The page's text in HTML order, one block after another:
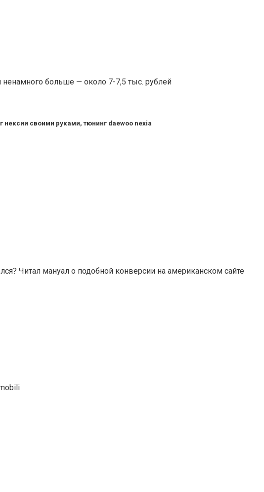
ненамного больше — около 7-7,5 тыс. рублей
своими руками, тюнинг daewoo nexia
Читал мануал о подобной конверсии на американском сайте